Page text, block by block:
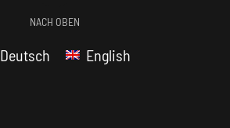
NACH OBEN
Deutsch English